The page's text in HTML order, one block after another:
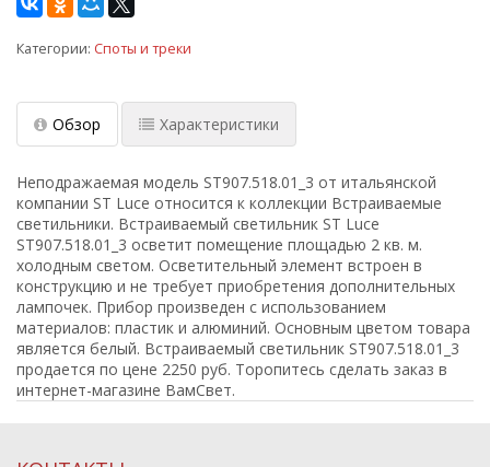
Категории: Споты и треки
Обзор Характеристики
Неподражаемая модель ST907.518.01_3 от итальянской
компании ST Luce относится к коллекции Встраиваемые
светильники. Встраиваемый светильник ST Luce
ST907.518.01_3 осветит помещение площадью 2 кв. м.
холодным светом. Осветительный элемент встроен в
конструкцию и не требует приобретения дополнительных
лампочек. Прибор произведен с использованием
материалов: пластик и алюминий. Основным цветом товара
является белый. Встраиваемый светильник ST907.518.01_3
продается по цене 2250 руб. Торопитесь сделать заказ в
интернет-магазине ВамСвет.